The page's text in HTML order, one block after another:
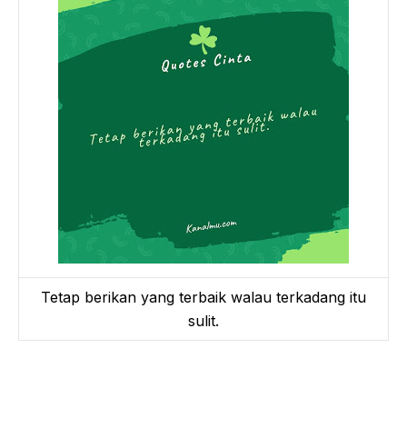
Tetap berikan yang terbaik walau terkadang itu
sulit.